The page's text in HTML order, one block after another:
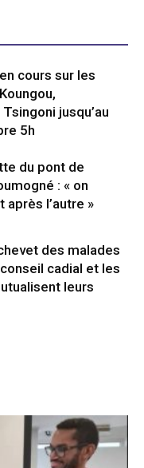
cours sur les
jusqu’au
5h
du pont de
: « on
après l’autre »
des malades
cadial et les
leurs